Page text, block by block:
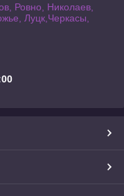
Ровно, Николаев,
Луцк,Черкасы,